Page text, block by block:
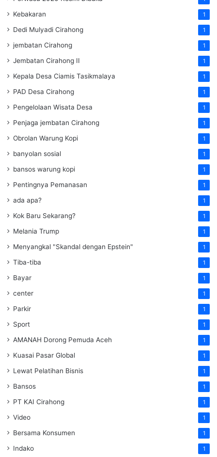
Kebakaran 1
Dedi Mulyadi Cirahong 1
jembatan Cirahong 1
Jembatan Cirahong II 1
Kepala Desa Ciamis Tasikmalaya 1
PAD Desa Cirahong 1
Pengelolaan Wisata Desa 1
Penjaga jembatan Cirahong 1
Obrolan Warung Kopi 1
banyolan sosial 1
bansos warung kopi 1
Pentingnya Pemanasan 1
ada apa? 1
Kok Baru Sekarang? 1
Melania Trump 1
Menyangkal "Skandal dengan Epstein" 1
Tiba-tiba 1
Bayar 1
center 1
Parkir 1
Sport 1
AMANAH Dorong Pemuda Aceh 1
Kuasai Pasar Global 1
Lewat Pelatihan Bisnis 1
Bansos 1
PT KAI Cirahong 1
Video 1
Bersama Konsumen 1
Indako 1